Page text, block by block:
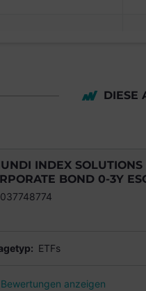
DIESE
INDEX
BOND 0-3Y
ETFs
Bewertungen anzeigen